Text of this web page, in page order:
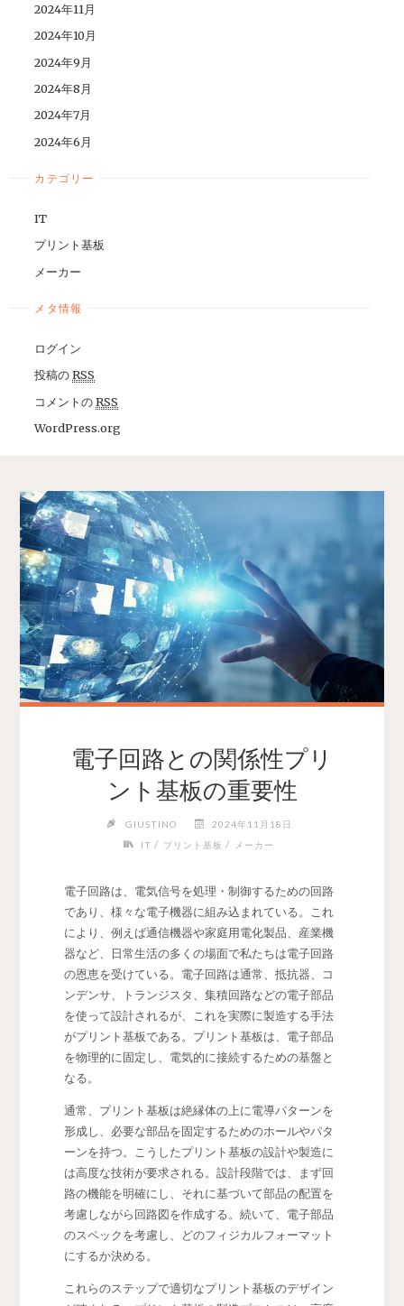
2024年11月
2024年10月
2024年9月
2024年8月
2024年7月
2024年6月
カテゴリー
IT
プリント基板
メーカー
メタ情報
ログイン
投稿のRSS
コメントのRSS
WordPress.org
電子回路との関係性プリ
ント基板の重要性
GIUSTINO
2024年11月18日
IT / プリント基板 / メーカー
電子回路は、電気信号を処理・制御するための回路
であり、様々な電子機器に組み込まれている。
これ
により、例えば通信機器や家庭用電化製品、産業機
器など、日常生活の多くの場面で私たちは電子回路
の恩恵を受けている。電子回路は通常、抵抗器、コ
ンデンサ、トランジスタ、集積回路などの電子部品
を使って設計されるが、これを実際に製造する手法
がプリント基板である。プリント基板は、電子部品
を物理的に固定し、電気的に接続するための基盤と
なる。
通常、プリント基板は絶縁体の上に電導パターンを
形成し、必要な部品を固定するためのホールやパタ
ーンを持つ。こうしたプリント基板の設計や製造に
は高度な技術が要求される。設計段階では、まず回
路の機能を明確にし、それに基づいて部品の配置を
考慮しながら回路図を作成する。続いて、電子部品
のスペックを考慮し、どのフィジカルフォーマット
にするか決める。
これらのステップで適切なプリント基板のデザイン